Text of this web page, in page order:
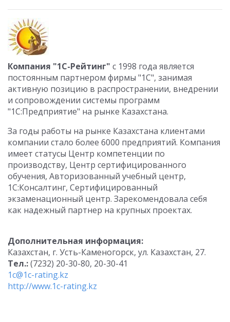
Компания "1С-Рейтинг" с 1998 года является
постоянным партнером фирмы "1С", занимая
активную позицию в распространении, внедрении
и сопровождении системы программ
"1С:Предприятие" на рынке Казахстана.
За годы работы на рынке Казахстана клиентами
компании стало более 6000 предприятий. Компания
имеет статусы Центр компетенции по
производству, Центр сертифицированного
обучения, Авторизованный учебный центр,
1С:Консалтинг, Сертифицированный
экзаменационный центр. Зарекомендовала себя
как надежный партнер на крупных проектах.
Дополнительная информация:
Казахстан, г. Усть-Каменогорск, ул. Казахстан, 27.
Тел.:(7232) 20-30-80, 20-30-41
1c@1с-rating.kz
http://www.1c-rating.kz